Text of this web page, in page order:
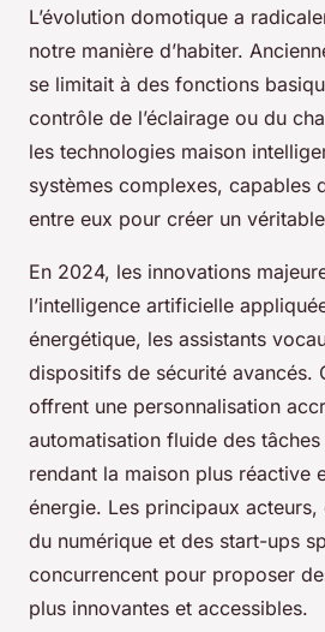
L’évolution domotique a
notre manière d’habiter.
se limitait à des fonctions
contrôle de l’éclairage ou du
les technologies maison
systèmes complexes, capables
entre eux pour créer un
En 2024, les innovations
l’intelligence artificielle
énergétique, les assistants
dispositifs de sécurité avancés.
offrent une personnalisation
automatisation fluide des
rendant la maison plus réactive
énergie. Les principaux
du numérique et des start-ups
concurrencent pour proposer
plus innovantes et accessibles.